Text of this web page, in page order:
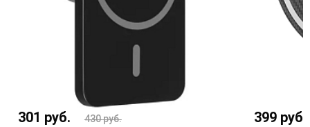
301 руб. 430руб. 399 руб.